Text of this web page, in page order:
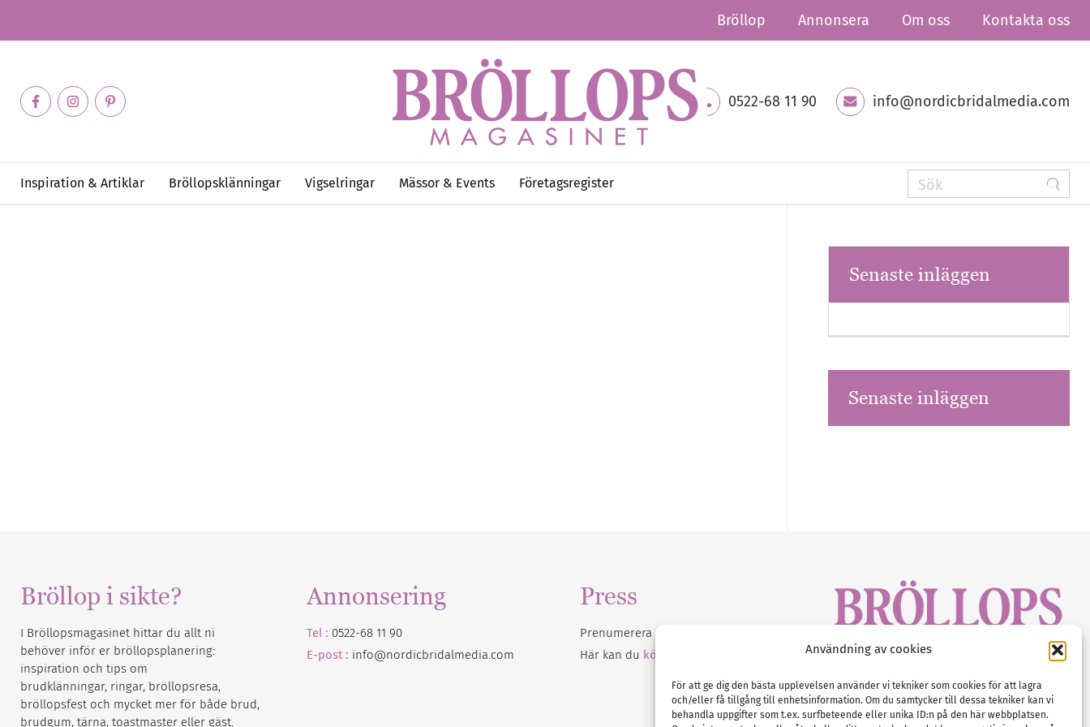
Användning av cookies
För att ge dig den bästa upplevelsen använder vi tekniker som cookies för att lagra
och/eller få tillgång till enhetsinformation. Om du samtycker till dessa tekniker kan vi
behandla uppgifter som t.ex. surfbeteende eller unika ID:n på den här webbplatsen.
Bröllop Annonsera Om oss Kontakta oss
0522-68 11 90 info@nordicbridalmedia.com
Inspiration & Artiklar Bröllopsklänningar Vigselringar Mässor & Events Företagsregister
Senaste inläggen
Senaste inläggen
Bröllop i sikte?
I Bröllopsmagasinet hittar du allt ni
behöver inför er bröllopsplanering:
inspiration och tips om
brudklänningar, ringar, bröllopsresa,
bröllopsfest och mycket mer för både brud,
brudgum, tärna, toastmaster eller gäst.
Annonsering
Tel : 0522-68 11 90
E-post : info@nordicbridalmedia.com
Press
Prenumerera på vårt
Här kan du köpa Bröllopsmagasinet
Tel :0522-68 11 90
E-post:info@nordicbridalmedia.com